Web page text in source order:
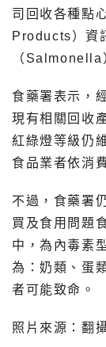
司回收各種點
Products）資
（Salmonella
食藥署表示，
現有相關回收
紅綠燈等級仍
食品業者依消
不過，食藥署
買及食用問題
中，為內毒素
為：奶類、蛋
者可能致命。
照片來源：翻